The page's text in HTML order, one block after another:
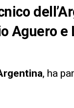
Aguero e
, ha